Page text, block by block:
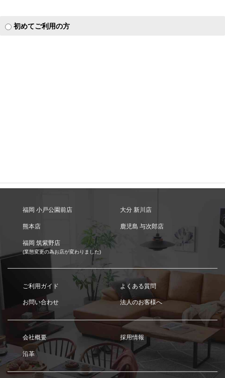
初めてご利用の方
福岡 小戸公園前店 大分 新川店
熊本店 鹿児島 与次郎店
福岡 筑紫野店
(業態変更の為お店が変わりました)
ご利用ガイド よくある質問
お問い合わせ 法人のお客様へ
会社概要 採用情報
沿革